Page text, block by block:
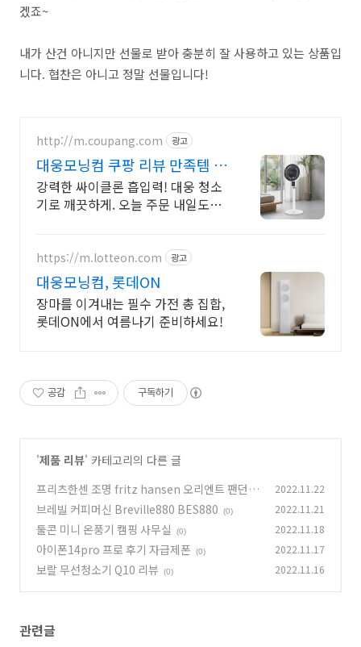
겠죠~
내가 산건 아니지만 선물로 받아충분히 잘사용하고 있는 상품입
니다. 협찬은 아니고 정말 선물입니다!
http://m.coupang.com 광고
대웅모닝컴 쿠팡 리뷰 만족템 확
인
강력한 싸이클론 흡입력! 대웅 청소
기로 깨끗하게. 오늘 주문 내일도착!
https://m.lotteon.com 광고
대웅모닝컴, 롯데ON
장마를 이겨내는 필수 가전 총 집합,
롯데ON에서 여름나기 준비하세요!
공감 구독하기
'제품 리뷰' 카테고리의 다른 글
프리츠한센 조명 fritz hansen 오리엔트 팬던트
(0)
2022.11.22
브레빌 커피머신 Breville880 BES880 (0) 2022.11.21
툴콘 미니 온풍기 캠핑 사무실 (0) 2022.11.18
아이폰14pro 프로 후기 자급제폰 (0) 2022.11.17
보랄 무선청소기 Q10 리뷰 (0) 2022.11.16
관련글